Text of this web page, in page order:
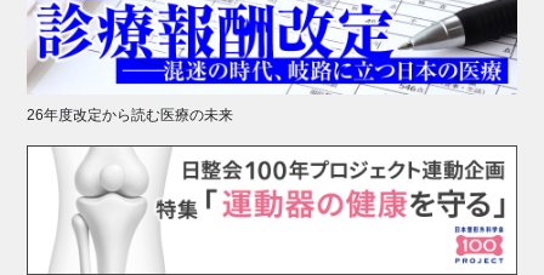
26年度改定から読む医療の未来